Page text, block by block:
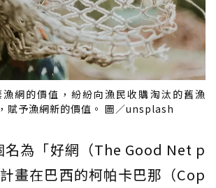
網的價值，紛紛向漁民收購淘汰的舊漁
賦予漁網新的價值。 圖／unsplash
名為「好網（The Good Net p
畫在巴西的柯帕卡巴那（Cop